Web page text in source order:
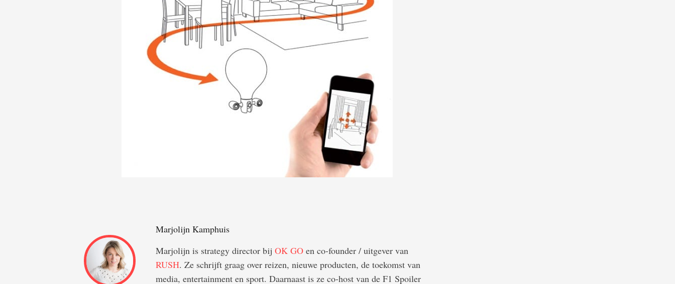
Marjolijn Kamphuis
Marjolijn is strategy director bijOK GO en co-founder / uitgever van
RUSH. Ze schrijft graag over reizen, nieuwe producten, de toekomst van
media, entertainment en sport. Daarnaast is ze co-host van de F1 Spoiler